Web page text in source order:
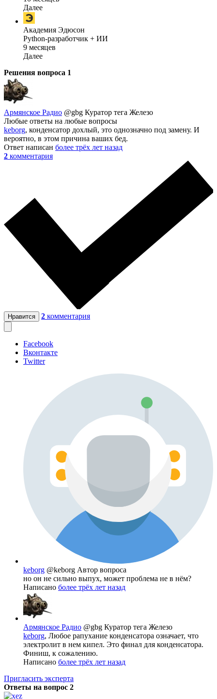
Далее
Академия Эдюсон
Python-разработчик + ИИ
9 месяцев
Далее
Решения вопроса 1
Армянское Радио @gbg Куратор тега Железо
Любые ответы на любые вопросы
keborg, конденсатор дохлый, это однозначно под замену. И
вероятно, в этом причина ваших бед.
Ответ написан более трёх лет назад
2 комментария
Нравится 2 комментария
Facebook
Вконтакте
Twitter
keborg @keborg Автор вопроса
но он не сильно выпух, может проблема не в нём?
Написано более трёх лет назад
Армянское Радио @gbg Куратор тега Железо
keborg, Любое рапухание конденсатора означает, что
электролит в нем кипел. Это финал для конденсатора.
Финиш, к сожалению.
Написано более трёх лет назад
Пригласить эксперта
Ответы на вопрос 2